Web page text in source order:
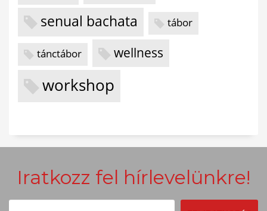
senual bachata tábor
tánctábor wellness
workshop
Iratkozz fel hírlevelünkre!